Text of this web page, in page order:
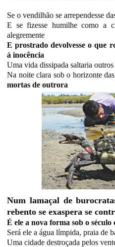
Se o vendilhão se arrependesse
E se fizesse humilhe como a
alegremente
E prostrado devolvesse o que
à inocência
Uma vida dissipada saltaria
Na noite clara sob o horizonte
mortas de outrora
Num lamaçal de
rebento se exaspera se
É ele a nova forma sob o
Será ele a água límpida, praia de
Uma cidade destroçada pelos